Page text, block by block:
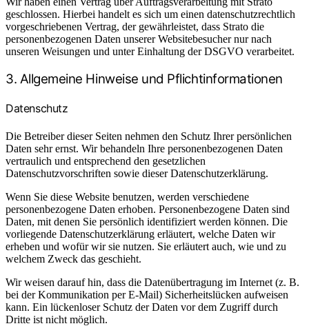
geschlossen. Hierbei handelt es sich um einen datenschutzrechtlich
vorgeschriebenen Vertrag, der gewährleistet, dass Strato die
personenbezogenen Daten unserer Websitebesucher nur nach
unseren Weisungen und unter Einhaltung der DSGVO verarbeitet.
3. Allgemeine Hinweise und Pflicht­informationen
Datenschutz
Die Betreiber dieser Seiten nehmen den Schutz Ihrer persönlichen
Daten sehr ernst. Wir behandeln Ihre personenbezogenen Daten
vertraulich und entsprechend den gesetzlichen
Datenschutzvorschriften sowie dieser Datenschutzerklärung.
Wenn Sie diese Website benutzen, werden verschiedene
personenbezogene Daten erhoben. Personenbezogene Daten sind
Daten, mit denen Sie persönlich identifiziert werden können. Die
vorliegende Datenschutzerklärung erläutert, welche Daten wir
erheben und wofür wir sie nutzen. Sie erläutert auch, wie und zu
welchem Zweck das geschieht.
Wir weisen darauf hin, dass die Datenübertragung im Internet (z. B.
bei der Kommunikation per E-Mail) Sicherheitslücken aufweisen
kann. Ein lückenloser Schutz der Daten vor dem Zugriff durch
Dritte ist nicht möglich.